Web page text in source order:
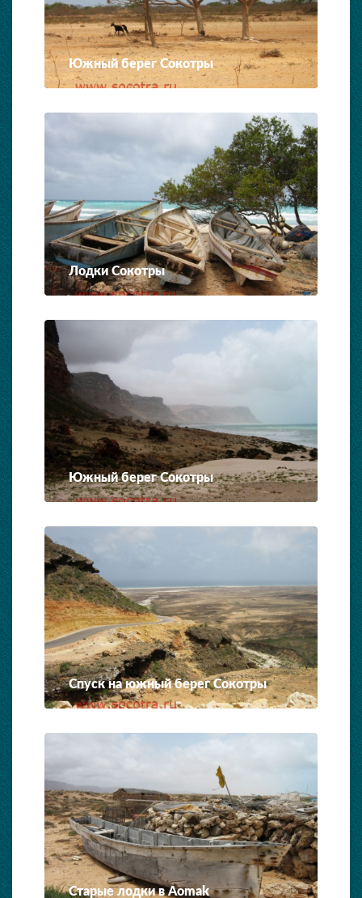
Южный берег Сокотры
Лодки Сокотры
Южный берег Сокотры
Спуск на южный берег Сокотры
Старые лодки в Aomak